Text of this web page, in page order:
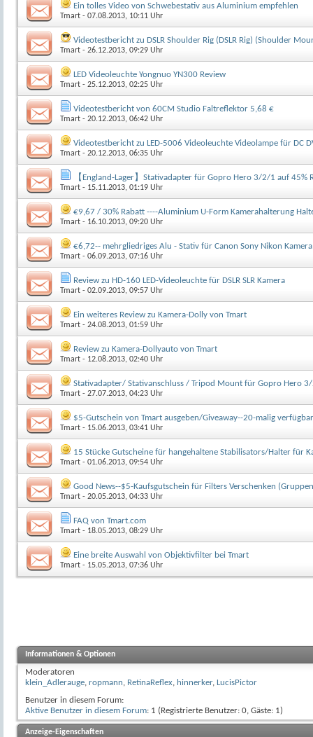
Ein tolles Video von Schwebestativ aus Aluminium empfehlen
Tmart - 07.08.2013, 10:11 Uhr
Videotestbericht zu DSLR Shoulder Rig (DSLR Rig) (Shoulder
Tmart - 26.12.2013, 09:29 Uhr
LED Videoleuchte Yongnuo YN300 Review
Tmart - 25.12.2013, 02:25 Uhr
Videotestbericht von 60CM Studio Faltreflektor 5,68 €
Tmart - 20.12.2013, 06:42 Uhr
Videotestbericht zu LED-5006 Videoleuchte Videolampe für DC
Tmart - 20.12.2013, 06:35 Uhr
【England-Lager】Stativadapter für Gopro Hero 3/2/1 auf 45%
Tmart - 15.11.2013, 01:19 Uhr
€9,67 / 30% Rabatt ----Aluminium U-Form Kamerahalterung
Tmart - 16.10.2013, 09:20 Uhr
€6,72-- mehrgliedriges Alu - Stativ für Canon Sony Nikon
Tmart - 06.09.2013, 07:16 Uhr
Review zu HD-160 LED-Videoleuchte für DSLR SLR Kamera
Tmart - 02.09.2013, 09:57 Uhr
Ein weiteres Review zu Kamera-Dolly von Tmart
Tmart - 24.08.2013, 01:59 Uhr
Review zu Kamera-Dollyauto von Tmart
Tmart - 12.08.2013, 02:40 Uhr
Stativadapter/ Stativanschluss / Tripod Mount für Gopro Hero
Tmart - 27.07.2013, 04:23 Uhr
$5-Gutschein von Tmart ausgeben/Giveaway--20-malig verfügbar
Tmart - 15.06.2013, 03:41 Uhr
15 Stücke Gutscheine für hangehaltene Stabilisators/Halter für
Tmart - 01.06.2013, 09:54 Uhr
Good News--$5-Kaufsgutschein für Filters Verschenken
Tmart - 20.05.2013, 04:33 Uhr
FAQ von Tmart.com
Tmart - 18.05.2013, 08:29 Uhr
Eine breite Auswahl von Objektivfilter bei Tmart
Tmart - 15.05.2013, 07:36 Uhr
Informationen & Optionen
Moderatoren
klein_Adlerauge, ropmann, RetinaReflex, hinnerker, LucisPictor
Benutzer in diesem Forum:
Aktive Benutzer in diesem Forum: 1 (Registrierte Benutzer: 0, Gäste: 1)
Anzeige-Eigenschaften